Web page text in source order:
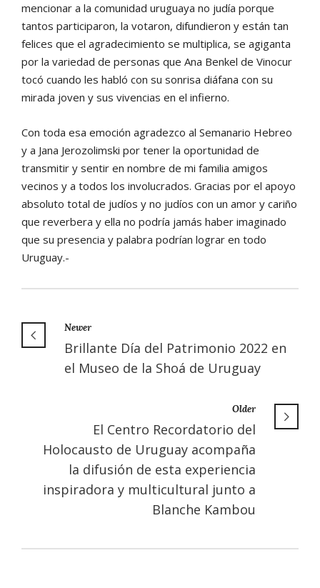
mencionar a la comunidad uruguaya no judía porque
tantos participaron, la votaron, difundieron y están tan
felices que el agradecimiento se multiplica, se agiganta
por la variedad de personas que Ana Benkel de Vinocur
tocó cuando les habló con su sonrisa diáfana con su
mirada joven y sus vivencias en el infierno.
Con toda esa emoción agradezco al Semanario Hebreo
y a Jana Jerozolimski por tener la oportunidad de
transmitir y sentir en nombre de mi familia amigos
vecinos y a todos los involucrados. Gracias por el apoyo
absoluto total de judíos y no judíos con un amor y cariño
que reverbera y ella no podría jamás haber imaginado
que su presencia y palabra podrían lograr en todo
Uruguay.-
Newer
Brillante Día del Patrimonio 2022 en
el Museo de la Shoá de Uruguay
Older
El Centro Recordatorio del
Holocausto de Uruguay acompaña
la difusión de esta experiencia
inspiradora y multicultural junto a
Blanche Kambou